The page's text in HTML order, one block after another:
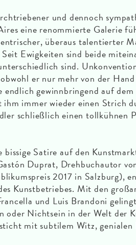
und dennoch
eine renommierte Galerie
überaus talentierter
Ewigkeiten sind beide
sind.
er nur mehr von der
gewinnbringend auf
ihm immer wieder einen Strich
schließlich einen tollkühnen
Satire auf den
Duprat, Drehbuchautor
2017 in Salzburg),
Kunstbetriebes. Mit den
und Luis Brandoni
oder Nichtsein in der Welt der
mit subtilem Witz, genialen